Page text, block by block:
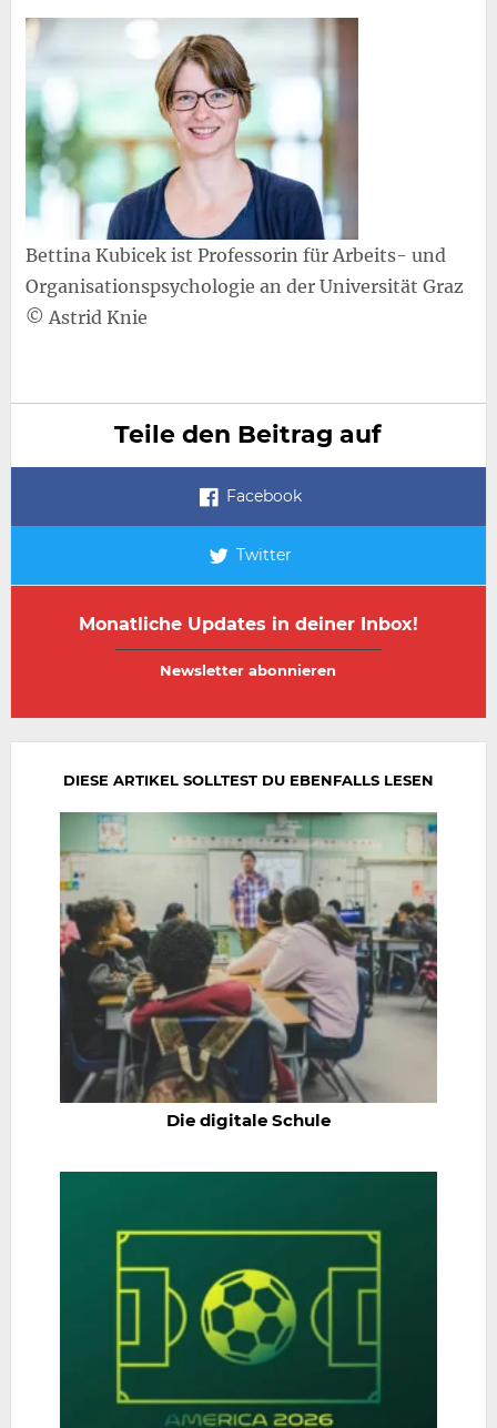
Bettina Kubicek ist Professorin für Arbeits- und
Organisationspsychologie an der Universität Graz
© Astrid Knie
Teile den Beitrag auf
Facebook
Twitter
Monatliche Updates in deiner Inbox!
DIESE ARTIKEL SOLLTEST DU EBENFALLS LESEN
Die digitale Schule